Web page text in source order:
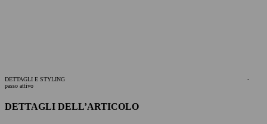
DETTAGLI E STYLING
-
passo attivo
DETTAGLI DELL’ARTICOLO